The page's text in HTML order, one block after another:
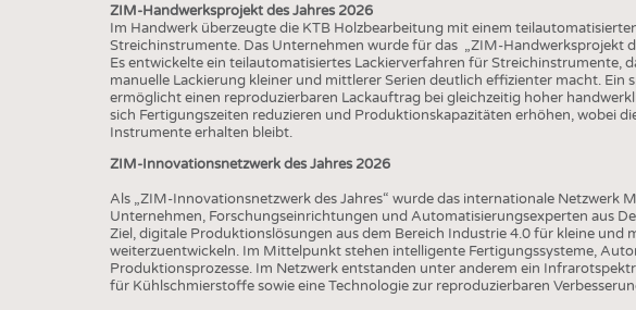
ZIM-Handwerksprojekt des Jahres 2026
Im Handwerk überzeugte die KTB Holzbearbeitung mit einem
Streichinstrumente. Das Unternehmen wurde für das „ZIM-Handwerksprojekt
Es entwickelte ein teilautomatisiertes Lackierverfahren für Streichinstrumente,
manuelle Lackierung kleiner und mittlerer Serien deutlich effizienter macht. Ein
ermöglicht einen reproduzierbaren Lackauftrag bei gleichzeitig hoher
sich Fertigungszeiten reduzieren und Produktionskapazitäten erhöhen, wobei
Instrumente erhalten bleibt.
ZIM-Innovationsnetzwerk des Jahres 2026
Als „ZIM-Innovationsnetzwerk des Jahres“ wurde das internationale Netzwerk
Unternehmen, Forschungseinrichtungen und Automatisierungsexperten aus
Ziel, digitale Produktionslösungen aus dem Bereich Industrie 4.0 für kleine und
weiterzuentwickeln. Im Mittelpunkt stehen intelligente Fertigungssysteme,
Produktionsprozesse. Im Netzwerk entstanden unter anderem ein
für Kühlschmierstoffe sowie eine Technologie zur reproduzierbaren